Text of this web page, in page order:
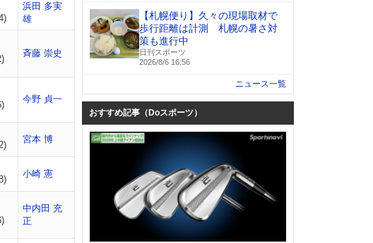
浜田 多実
雄
斉藤 崇史
今野 貞一
宮本 博
小崎 憲
中内田 充
正
【札幌便り】久々の現場取材で
歩行距離は計測 札幌の暑さ対
策も進行中
日刊スポーツ
2026/8/6 16:56
ニュース一覧
おすすめ記事（Doスポーツ）